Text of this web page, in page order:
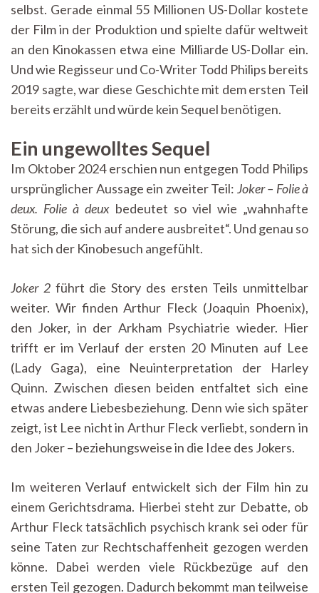
selbst. Gerade einmal 55 Millionen US-Dollar kostete
der Film in der Produktion und spielte dafür weltweit
an den Kinokassen etwa eine Milliarde US-Dollar ein.
Und wie Regisseur und Co-Writer Todd Philips bereits
2019 sagte, war diese Geschichte mit dem ersten Teil
bereits erzählt und würde kein Sequel benötigen.
Ein ungewolltes Sequel
Im Oktober 2024 erschien nun entgegen Todd Philips
ursprünglicher Aussage ein zweiter Teil: Joker – Folie à
deux. Folie à deuxbedeutet so viel wie „wahnhafte
Störung, die sich auf andere ausbreitet“. Und genau so
hat sich der Kinobesuch angefühlt.
Joker 2führt die Story des ersten Teils unmittelbar
weiter. Wir finden Arthur Fleck (Joaquin Phoenix),
den Joker, in der Arkham Psychiatrie wieder. Hier
trifft er im Verlauf der ersten 20 Minuten auf Lee
(Lady Gaga), eine Neuinterpretation der Harley
Quinn. Zwischen diesen beiden entfaltet sich eine
etwas andere Liebesbeziehung. Denn wie sich später
zeigt, ist Lee nicht in Arthur Fleck verliebt, sondern in
den Joker – beziehungsweise in die Idee des Jokers.
Im weiteren Verlauf entwickelt sich der Film hin zu
einem Gerichtsdrama. Hierbei steht zur Debatte, ob
Arthur Fleck tatsächlich psychisch krank sei oder für
seine Taten zur Rechtschaffenheit gezogen werden
könne. Dabei werden viele Rückbezüge auf den
ersten Teil gezogen. Dadurch bekommt man teilweise